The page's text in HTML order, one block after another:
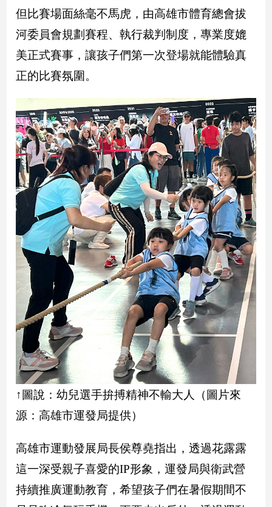
毒
專
區
南
灣
觀
點
南
台
灣
觀
娛
樂
娛
樂
星
聞
流
行/
時
尚
追
生
活
但比賽場面絲毫不馬虎，由高雄市體育總會拔
河委員會規劃賽程、執行裁判制度，專業度媲
美正式賽事，讓孩子們第一次登場就能體驗真
正的比賽氛圍。
↑圖說：幼兒選手拚搏精神不輸大人（圖片來
源：高雄市運發局提供）
高雄市運動發展局長侯尊堯指出，透過花露露
這一深受親子喜愛的IP形象，運發局與衛武營
持續推廣運動教育，希望孩子們在暑假期間不